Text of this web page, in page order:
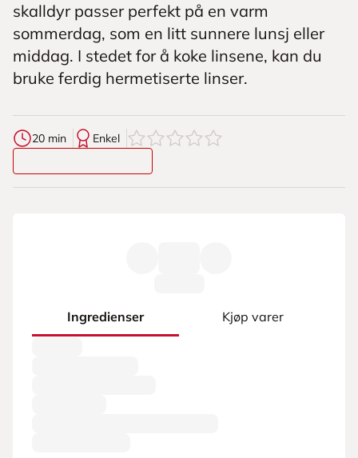
skalldyr passer perfekt på en varm
sommerdag, som en litt sunnere lunsj eller
middag. I stedet for å koke linsene, kan du
bruke ferdig hermetiserte linser.
20 min Enkel 0av5stjerner
Ingredienser Kjøp varer